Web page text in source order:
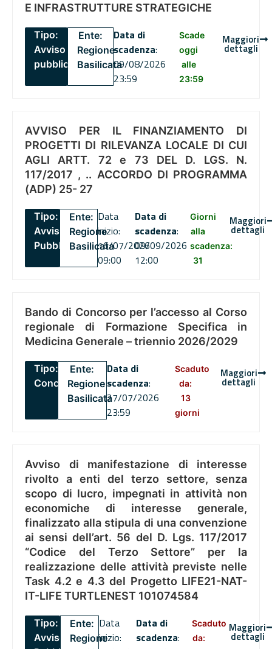
E INFRASTRUTTURE STRATEGICHE
Tipo:
Avviso
pubblico
Ente:
Regione
Basilicata
Data di
scadenza:
09/08/2026
23:59
Scade
oggi
alle
23:59
Maggiori
dettagli
AVVISO PER IL FINANZIAMENTO DI
PROGETTI DI RILEVANZA LOCALE DI CUI
AGLI ARTT. 72 e 73 DEL D. LGS. N.
117/2017 , .. ACCORDO DI PROGRAMMA
(ADP) 25- 27
Tipo:
Avviso
Pubblico
Ente:
Regione
Basilicata
Data
inizio:
16/07/2026
09:00
Data di
scadenza:
09/09/2026
12:00
Giorni
alla
scadenza:
31
Maggiori
dettagli
Bando di Concorso per l’accesso al Corso
regionale di Formazione Specifica in
Medicina Generale – triennio 2026/2029
Tipo:
Concorsi
Ente:
Regione
Basilicata
Data di
scadenza:
27/07/2026
23:59
Scaduto
da:
13
giorni
Maggiori
dettagli
Avviso di manifestazione di interesse
rivolto a enti del terzo settore, senza
scopo di lucro, impegnati in attività non
economiche di interesse generale,
finalizzato alla stipula di una convenzione
ai sensi dell’art. 56 del D. Lgs. 117/2017
“Codice del Terzo Settore” per la
realizzazione delle attività previste nelle
Task 4.2 e 4.3 del Progetto LIFE21-NAT-
IT-LIFE TURTLENEST 101074584
Tipo:
Avviso
Ente:
Regione
Data
inizio:
Data di
scadenza:
Scaduto
da:
Maggiori
dettagli